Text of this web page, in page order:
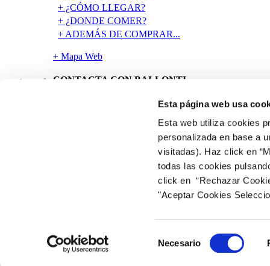
Esta página web usa
Esta web utiliza cookies
personalizada en base a
visitadas). Haz click en
todas las cookies
click en “Rechazar
"Aceptar Cookies
de
Necesario
+ ¿CÓMO LLEGAR?
+ ¿DONDE COMER?
+ ADEMÁS DE COMPRAR...
+ Mapa Web
CONTACTA CON BALLONTI
Avenida Ballonti, 1 48920 Portugalete (Bizkaia)
+ Tlf: (+34) 944 915 246
+ Fax: (+34) 944 926 822
spain.ballonti@cbre.com